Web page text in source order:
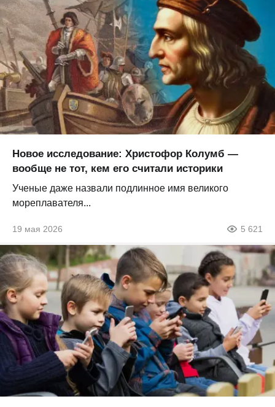
Новое исследование: Христофор Колумб —
вообще не тот, кем его считали историки
Ученые даже назвали подлинное имя великого
мореплавателя...
19 мая 2026 5 621